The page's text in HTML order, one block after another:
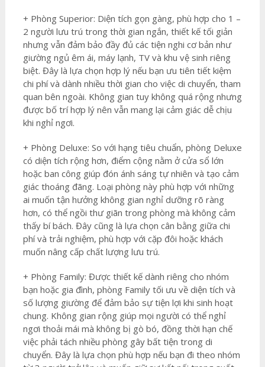
+ Phòng Superior: Diện tích gọn gàng, phù hợp cho 1 –
2 người lưu trú trong thời gian ngắn, thiết kế tối giản
nhưng vẫn đảm bảo đầy đủ các tiện nghi cơ bản như
giường ngủ êm ái, máy lạnh, TV và khu vệ sinh riêng
biệt. Đây là lựa chọn hợp lý nếu bạn ưu tiên tiết kiệm
chi phí và dành nhiều thời gian cho việc di chuyển, tham
quan bên ngoài. Không gian tuy không quá rộng nhưng
được bố trí hợp lý nên vẫn mang lại cảm giác dễ chịu
khi nghỉ ngơi.
+ Phòng Deluxe: So với hạng tiêu chuẩn, phòng Deluxe
có diện tích rộng hơn, điểm cộng nằm ở cửa sổ lớn
hoặc ban công giúp đón ánh sáng tự nhiên và tạo cảm
giác thoáng đãng. Loại phòng này phù hợp với những
ai muốn tận hưởng không gian nghỉ dưỡng rõ ràng
hơn, có thể ngồi thư giãn trong phòng mà không cảm
thấy bí bách. Đây cũng là lựa chọn cân bằng giữa chi
phí và trải nghiệm, phù hợp với cặp đôi hoặc khách
muốn nâng cấp chất lượng lưu trú.
+ Phòng Family: Được thiết kế dành riêng cho nhóm
bạn hoặc gia đình, phòng Family tối ưu về diện tích và
số lượng giường để đảm bảo sự tiện lợi khi sinh hoạt
chung. Không gian rộng giúp mọi người có thể nghỉ
ngơi thoải mái mà không bị gò bó, đồng thời hạn chế
việc phải tách nhiều phòng gây bất tiện trong di
chuyển. Đây là lựa chọn phù hợp nếu bạn đi theo nhóm